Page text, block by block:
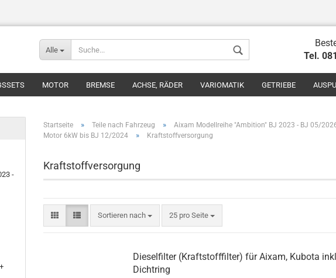
Konto
Alle
Tel.
MOTOR BREMSE ACHSE, RÄDER VARIOMATIK GETRIEBE
Startseite » Teile nach Fahrzeug » Aixam Modellreihe "Ambition" BJ 2023 - BJ 05/
Motor 6kW bis BJ 12/2024 » Kraftstoffversorgung
Kraftstoffversorgung
Sortieren nach 25 pro Seite
Dieselfilter (Kraftstofffilter) für Aixam, Kubota
Dichtring
-